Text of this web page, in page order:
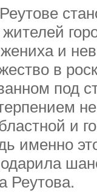
и
в
под
и
именно
Реутова.